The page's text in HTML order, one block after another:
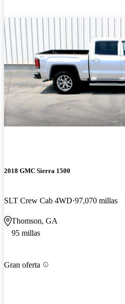
2018 GMC Sierra 1500
SLT Crew Cab 4WD 97,070 millas
Thomson, GA
95 millas
Gran oferta